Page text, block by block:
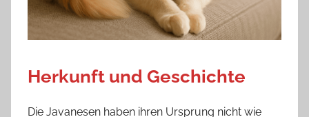
Herkunft und Geschichte
Die Javanesen haben ihren Ursprung nicht wie